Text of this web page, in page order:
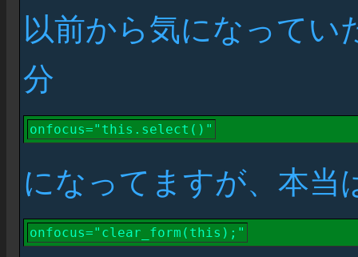
以前から気になってい
分
onfocus="this.select()"
になってますが、本当
onfocus="clear_form(this);"